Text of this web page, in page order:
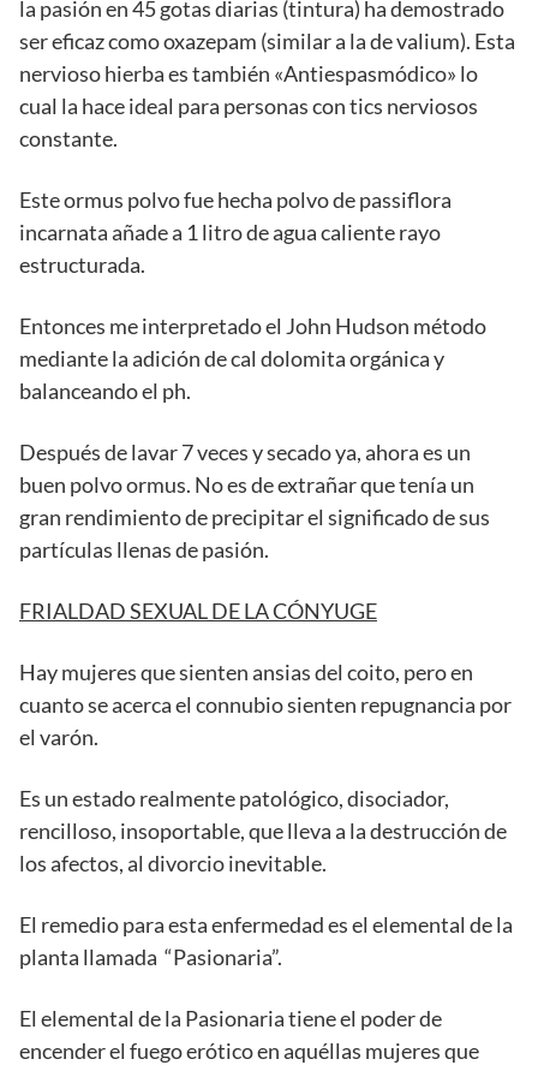
la pasión en 45 gotas diarias (tintura) ha demostrado
ser eficaz como oxazepam (similar a la de valium). Esta
nervioso hierba es también «Antiespasmódico» lo
cual la hace ideal para personas con tics nerviosos
constante.
Este ormus polvo fue hecha polvo de passiflora
incarnata añade a 1 litro de agua caliente rayo
estructurada.
Entonces me interpretado el John Hudson método
mediante la adición de cal dolomita orgánica y
balanceando el ph.
Después de lavar 7 veces y secado ya, ahora es un
buen polvo ormus. No es de extrañar que tenía un
gran rendimiento de precipitar el significado de sus
partículas llenas de pasión.
FRIALDAD SEXUAL DE LA CÓNYUGE
Hay mujeres que sienten ansias del coito, pero en
cuanto se acerca el connubio sienten repugnancia por
el varón.
Es un estado realmente patológico, disociador,
rencilloso, insoportable, que lleva a la destrucción de
los afectos, al divorcio inevitable.
El remedio para esta enfermedad es el elemental de la
planta llamada “Pasionaria”.
El elemental de la Pasionaria tiene el poder de
encender el fuego erótico en aquéllas mujeres que